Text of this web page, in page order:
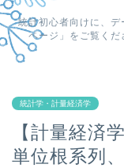
統計初心者向けに、
ページ」をご覧く
統計学・計量経済学
【計量経済
単位根系列